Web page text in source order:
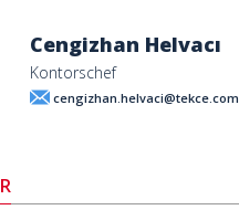
Cengizhan Helvacı
Kontorschef
cengizhan.helvaci@tekce.com